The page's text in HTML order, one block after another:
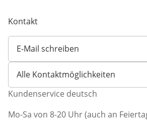
Kontakt
E-Mail schreiben
Öffnet E-Mail-Client
Alle Kontaktmöglichkeiten
Kundenservice deutsch
Mo-Sa von 8-20 Uhr (auch an